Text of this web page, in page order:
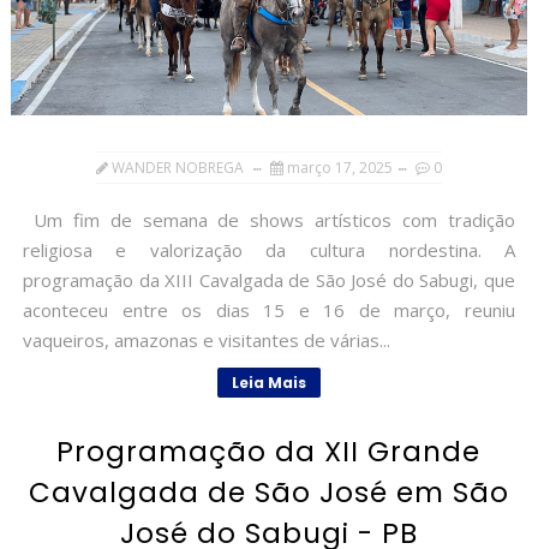
WANDER NOBREGA março 17, 2025 0
Um fim de semana de shows artísticos com tradição
religiosa e valorização da cultura nordestina. A
programação da XIII Cavalgada de São José do Sabugi, que
aconteceu entre os dias 15 e 16 de março, reuniu
vaqueiros, amazonas e visitantes de várias...
Leia Mais
Programação da XII Grande
Cavalgada de São José em São
José do Sabugi - PB